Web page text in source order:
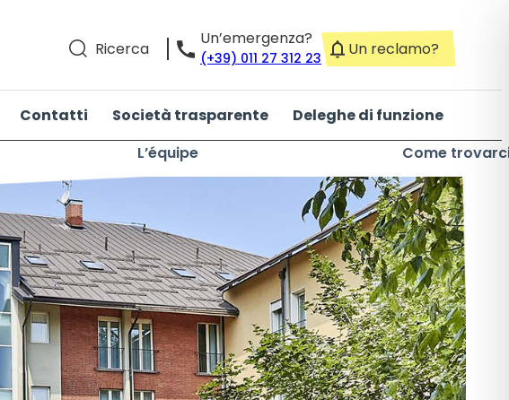
Ricerca Un’emergenza?
(+39) 011 27 312 23 Un reclamo?
Contatti Società trasparente Deleghe di funzione
L’équipe Come